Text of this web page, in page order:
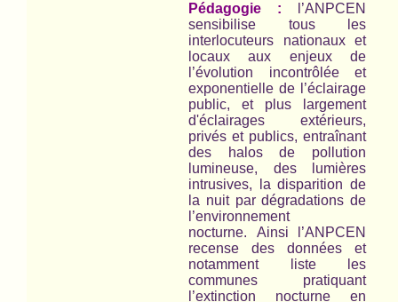
Pédagogie :
l’ANPCEN
sensibilise tous les
interlocuteurs nationaux et
locaux aux enjeux de
l’évolution incontrôlée et
exponentielle de l’éclairage
public, et plus largement
d'éclairages extérieurs,
privés et publics, entraînant
des halos de pollution
lumineuse, des lumières
intrusives, la disparition de
la nuit par dégradations de
l’environnement
nocturne. Ainsi l’ANPCEN
recense des données et
notamment liste les
communes pratiquant
l’extinction nocturne en